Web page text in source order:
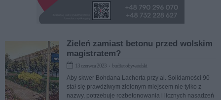
Zieleń zamiast betonu przed wolskim
magistratem?
13 czerwca 2023 › budżet obywatelski
Aby skwer Bohdana Lacherta przy al. Solidarności 90
stał się prawdziwym zielonym miejscem nie tylko z
nazwy, potrzebuje rozbetonowania i licznych nasadzeń